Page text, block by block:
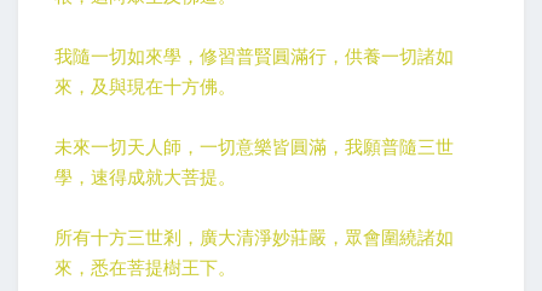
我隨一切如來學，修習普賢圓滿行，供養一切諸如
來，及與現在十方佛。
未來一切天人師，一切意樂皆圓滿，我願普隨三世
學，速得成就大菩提。
所有十方三世剎，廣大清淨妙莊嚴，眾會圍繞諸如
來，悉在菩提樹王下。